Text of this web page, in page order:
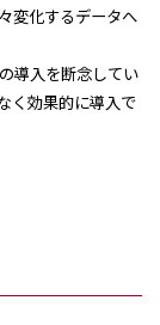
変化するデータへ
導入を断念してい
く効果的に導入で